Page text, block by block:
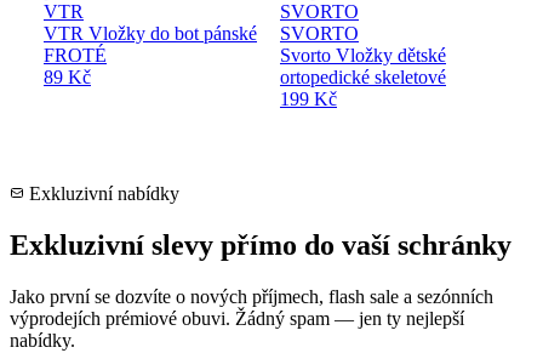
VTR
VTR Vložky do bot pánské
FROTÉ
89 Kč
SVORTO
Svorto Vložky dětské
ortopedické skeletové
199 Kč
Exkluzivní nabídky
Exkluzivní slevy přímo do vaší schránky
Jako první se dozvíte o nových příjmech, flash sale a sezónních
výprodejích prémiové obuvi. Žádný spam — jen ty nejlepší
nabídky.